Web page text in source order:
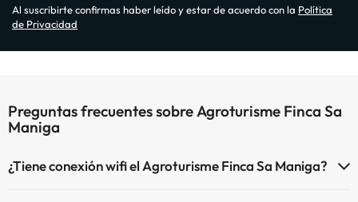
Al suscribirte confirmas haber leído y estar de acuerdo con la Política
de Privacidad
Preguntas frecuentes sobre Agroturisme Finca Sa
Maniga
¿Tiene conexión wifi el Agroturisme Finca Sa Maniga?